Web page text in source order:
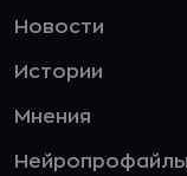
Новости
Истории
Мнения
Нейропрофайлы